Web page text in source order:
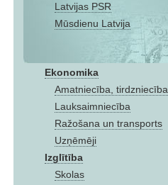
Latvijas PSR
Mūsdienu Latvija
Ekonomika
Amatniecība, tirdzniecība
Lauksaimniecība
Ražošana un transports
Uzņēmēji
Izglītība
Skolas